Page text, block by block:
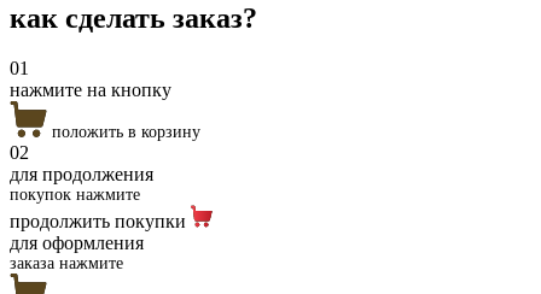
как сделать заказ?
01
нажмите на кнопку
положить в корзину
02
для продолжения
покупок нажмите
продолжить покупки
для оформления
заказа нажмите